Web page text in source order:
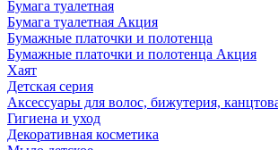
Бумага туалетная
Бумага туалетная Акция
Бумажные платочки и полотенца
Бумажные платочки и полотенца Акция
Хаят
Детская серия
Аксессуары для волос, бижутерия,
Гигиена и уход
Декоративная косметика